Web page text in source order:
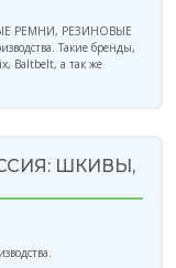
РЕМНИ, РЕЗИНОВЫЕ
Такие бренды,
Baltbelt, а так же
ШКИВЫ,